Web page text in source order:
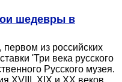
шедевры в
из российских
'Три века русского
Русского музея.
XVIII, ХIХ и ХХ веков.